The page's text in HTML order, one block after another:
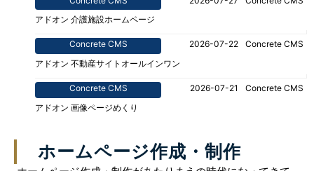
アドオン 介護施設ホームページ
Concrete CMS 2026-07-22
Concrete CMS
アドオン 不動産サイトオールインワン
Concrete CMS 2026-07-21
Concrete CMS
アドオン 画像ページめくり
ホームページ作成・制作